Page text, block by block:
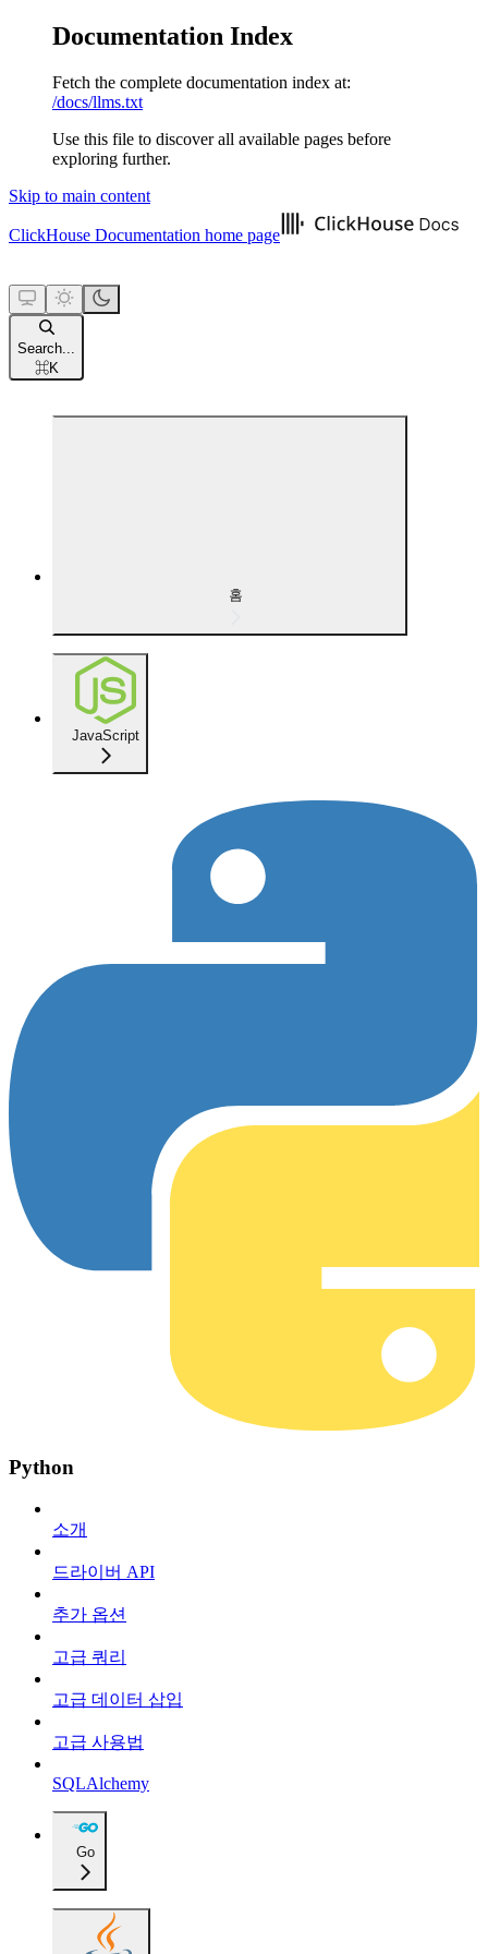
Documentation Index
Fetch the complete documentation index at:
/docs/llms.txt
Use this file to discover all available pages before
exploring further.
Skip to main content
ClickHouse Documentation home page
Search...
⌘K
홈
JavaScript
Python
소개
드라이버 API
추가 옵션
고급 쿼리
고급 데이터 삽입
고급 사용법
SQLAlchemy
Go